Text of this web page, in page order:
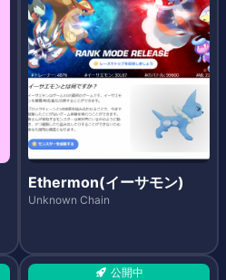
Ethermon(イーサモン)
Unknown Chain
公開中